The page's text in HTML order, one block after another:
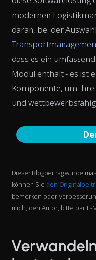
modernen
daran, bei der
dass es ein
Modul enthält - es ist
Komponente, um
und
Dieser Blogbeitrag wurde
können Sie den
bemerken oder
mich, den Autor, bitte per E-